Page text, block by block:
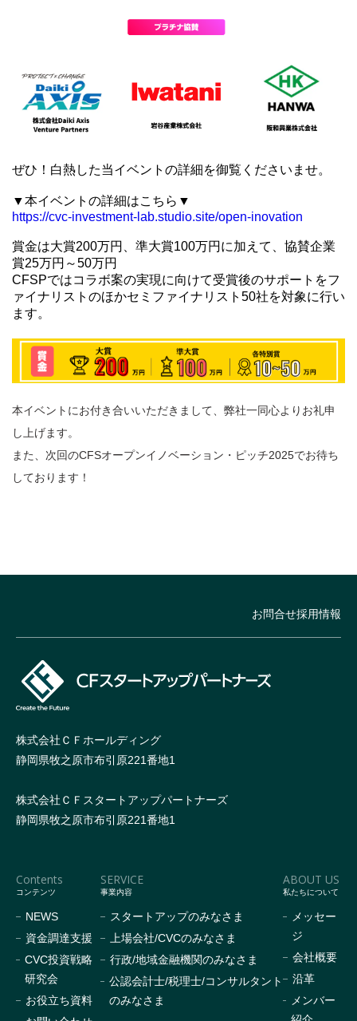
ぜひ！白熱した当イベントの詳細を御覧くださいませ。
▼本イベントの詳細はこちら▼
https://cvc-investment-lab.studio.site/open-inovation
賞金は大賞200万円、準大賞100万円に加えて、 協賛企業
賞25万円～50万円
CFSPではコラボ案の実現に向けて受賞後のサポートをフ
ァイナ リストのほかセミファイナリスト50社を対象に行い
ます。
本イベントにお付き合いいただきまして、弊社一同心よりお礼申
し上げます。
また、次回のCFSオープンイノベーション・ピッチ2025でお待ち
しております！
お問合せ採用情報
株式会社ＣＦホールディング
静岡県牧之原市布引原221番地1
株式会社ＣＦスタートアップパートナーズ
静岡県牧之原市布引原221番地1
Contents
コンテンツ
NEWS
資金調達支援
CVC投資戦略
研究会
お役立ち資料
SERVICE
事業内容
スタートアップのみなさま
上場会社/CVCのみなさま
行政/地域金融機関のみなさま
公認会計士/税理士/コンサルタント
のみなさま
ABOUT US
私たちについて
メッセー
ジ
会社概要
沿革
メンバー